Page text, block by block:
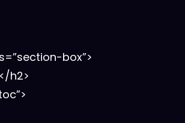
box”>
h2>